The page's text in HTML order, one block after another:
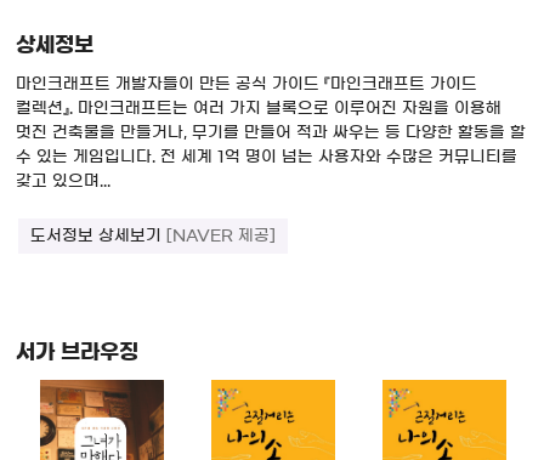
상세정보
마인크래프트 개발자들이 만든 공식 가이드 『마인크래프트 가이드
컬렉션』. 마인크래프트는 여러 가지 블록으로 이루어진 자원을 이용해
멋진 건축물을 만들거나, 무기를 만들어 적과 싸우는 등 다양한 활동을 할
수 있는 게임입니다. 전 세계 1억 명이 넘는 사용자와 수많은 커뮤니티를
갖고 있으며...
도서정보 상세보기 [NAVER 제공]
서가 브라우징